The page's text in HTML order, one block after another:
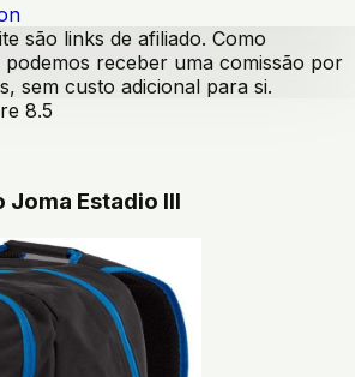
são links de afiliado. Como
receber uma comissão por
sem custo adicional para si.
8.5
Estadio III